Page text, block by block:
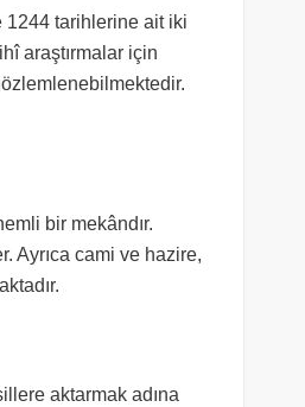
1244 tarihlerine ait iki
araştırmalar için
bir mekândır.
Ayrıca cami ve hazire,
aktarmak adına